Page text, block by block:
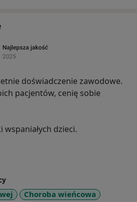
doświadczenie zawodowe.
pacjentów, cenię sobie
wspaniałych dzieci.
Choroba wieńcowa